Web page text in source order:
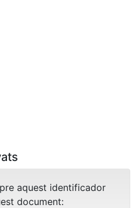
aquest identificador
document: